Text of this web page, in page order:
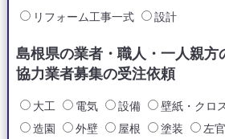
リフォーム工事一式 設計
島根県の業者・職人・一人親
協力業者募集の受注依頼
大工 電気 設備
壁紙・クロ
造園
外壁 屋根 塗装
左官